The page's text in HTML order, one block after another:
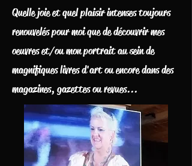
Quelle joie et quel plaisir intenses toujours
renouvelés pour moi que de découvrir mes
oeuvres et/ou mon portrait au sein de
magnifiques livres d'art ou encore dans des
magazines, gazettes ou revues...